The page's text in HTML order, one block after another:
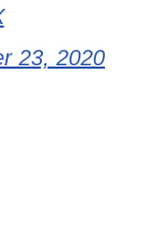
23, 2020